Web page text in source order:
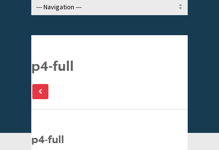
p4-full
p4-full